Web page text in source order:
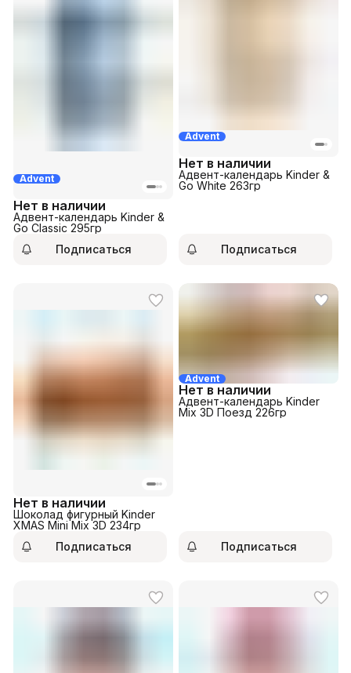
Advent
Нет в наличии
Адвент-календарь Kinder &
Go Classic 295гр
Подписаться
Advent
Нет в наличии
Адвент-календарь Kinder &
Go White 263гр
Подписаться
Нет в наличии
Шоколад фигурный Kinder
XMAS Mini Mix 3D 234гр
Подписаться
Advent
Нет в наличии
Адвент-календарь Kinder
Mix 3D Поезд 226гр
Подписаться